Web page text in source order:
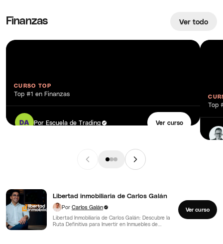
Finanzas Ver todo
CURSO TOP
Sir Binary de Escuela de Trading
Top #1 en Finanzas
Por Escuela de Trading Ver curso
Top
Libertad inmobiliaria de Carlos Galán
Por Carlos Galán
Libertad Inmobiliaria de Carlos Galán: Descubre la
Ruta Definitiva para Invertir en Inmuebles de
Ver curso